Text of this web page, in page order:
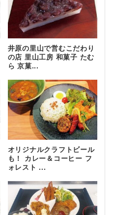
井原の里山で営むこだわり
の店 里山工房 和菓子 たむ
ら 京菓...
オリジナルクラフトビール
も！ カレー＆コーヒー フ
ォレスト ...